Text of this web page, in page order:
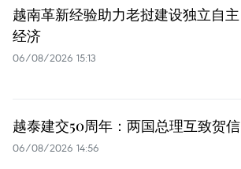
越南革新经验助力老挝建设独立自主
经济
06/08/2026 15:13
越泰建交50周年：两国总理互致贺信
06/08/2026 14:56